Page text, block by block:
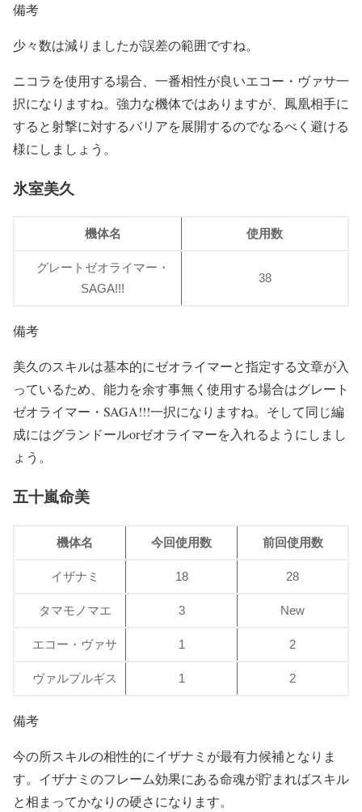
備考
少々数は減りましたが誤差の範囲ですね。
ニコラを使用する場合、一番相性が良いエコー・ヴァサ一
択になりますね。強力な機体ではありますが、鳳凰相手に
すると射撃に対するバリアを展開するのでなるべく避ける
様にしましょう。
氷室美久
機体名 使用数
グレートゼオライマー・
SAGA!!!
38
備考
美久のスキルは基本的にゼオライマーと指定する文章が入
っているため、能力を余す事無く使用する場合はグレート
ゼオライマー・SAGA!!!一択になりますね。そして同じ編
成にはグランドールorゼオライマーを入れるようにしまし
ょう。
五十嵐命美
機体名 今回使用数 前回使用数
イザナミ 18 28
タマモノマエ 3 New
エコー・ヴァサ 1 2
ヴァルプルギス 1 2
備考
今の所スキルの相性的にイザナミが最有力候補となりま
す。イザナミのフレーム効果にある命魂が貯まればスキル
と相まってかなりの硬さになります。